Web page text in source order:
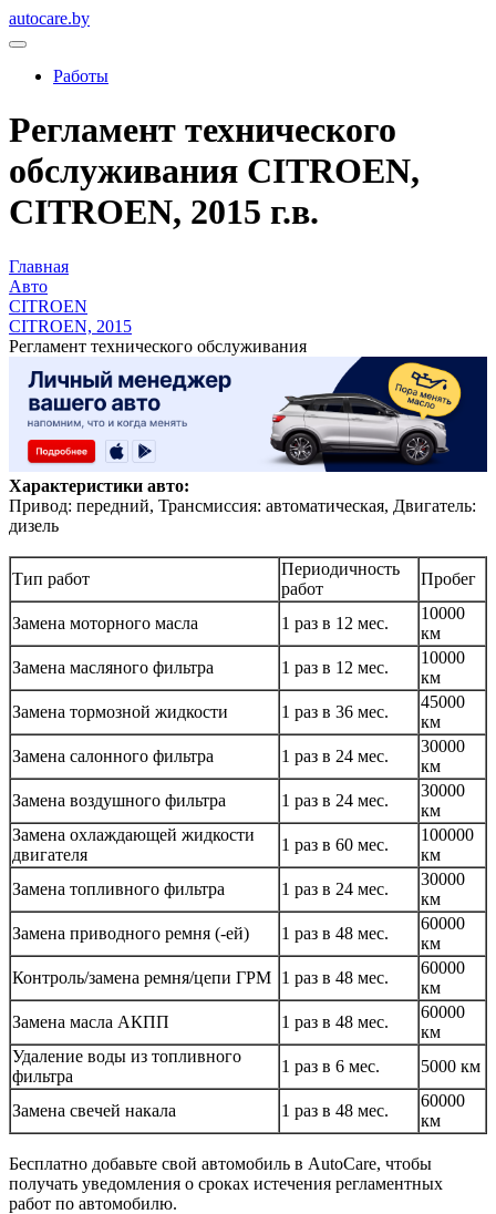
autocare.by
Работы
Регламент технического
обслуживания CITROEN,
CITROEN, 2015 г.в.
Главная
Авто
CITROEN
CITROEN, 2015
Регламент технического обслуживания
Характеристики авто:
Привод: передний, Трансмиссия: автоматическая, Двигатель:
дизель
Тип работ
Периодичность
работ
Пробег
Замена моторного масла 1 раз в 12 мес.
10000
км
Замена масляного фильтра
1 раз в 12 мес.
10000
км
Замена тормозной жидкости
1 раз в 36 мес.
45000
км
Замена салонного фильтра
1 раз в 24 мес.
30000
км
Замена воздушного фильтра
1 раз в 24 мес.
30000
км
Замена охлаждающей жидкости
двигателя
1 раз в 60 мес.
100000
км
Замена топливного фильтра
1 раз в 24 мес.
30000
км
Замена приводного ремня (-ей)
1 раз в 48 мес.
60000
км
Контроль/замена ремня/цепи ГРМ 1 раз в 48 мес.
60000
км
Замена масла АКПП
1 раз в 48 мес.
60000
км
Удаление воды из топливного
фильтра
1 раз в 6 мес. 5000 км
Замена свечей накала 1 раз в 48 мес.
60000
км
Бесплатно добавьте свой автомобиль в AutoCare, чтобы
получать уведомления о сроках истечения регламентных
работ по автомобилю.